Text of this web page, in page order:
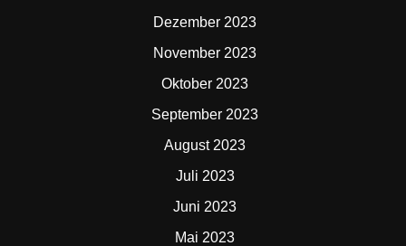
Dezember 2023
November 2023
Oktober 2023
September 2023
August 2023
Juli 2023
Juni 2023
Mai 2023